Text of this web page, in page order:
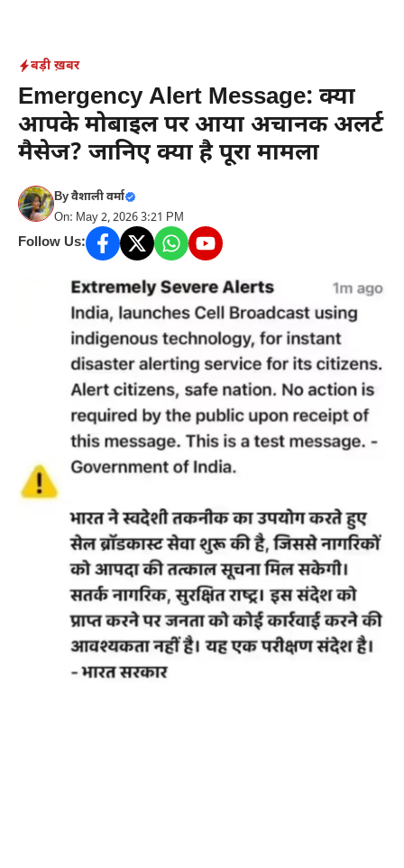
content
बड़ी ख़बर
Emergency Alert Message: क्या
आपके मोबाइल पर आया अचानक अलर्ट
मैसेज? जानिए क्या है पूरा मामला
Byवैशाली वर्मा
On: May 2, 2026 3:21 PM
Follow Us: